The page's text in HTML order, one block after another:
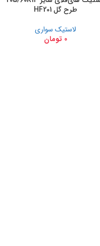
طرح گل HF201
لاستیک سواری
0 تومان